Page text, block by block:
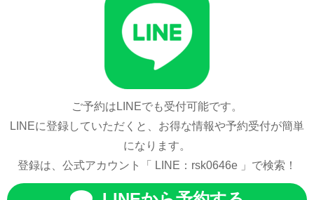
ご予約はLINEでも受付可能です。
LINEに登録していただくと、お得な情報や予約受付が簡単
になります。
登録は、公式アカウント「 LINE：rsk0646e 」で検索！